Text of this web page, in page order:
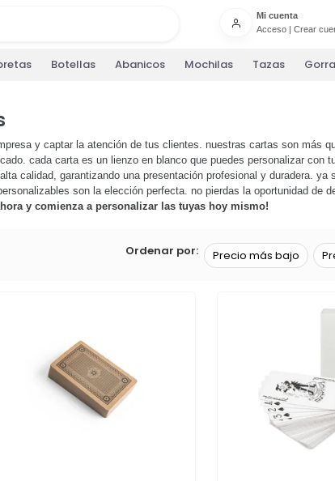
Mi cuenta
Acceso| Crear
Botellas Abanicos Mochilas Tazas
y captar la atención de tus clientes. nuestras cartas son más
cada carta es un lienzo en blanco que puedes personalizar con
calidad, garantizando una presentación profesional y duradera. ya
son la elección perfecta. no pierdas la oportunidad de
y comienza a personalizar las tuyas hoy mismo!
Ordenar por: Precio más bajo